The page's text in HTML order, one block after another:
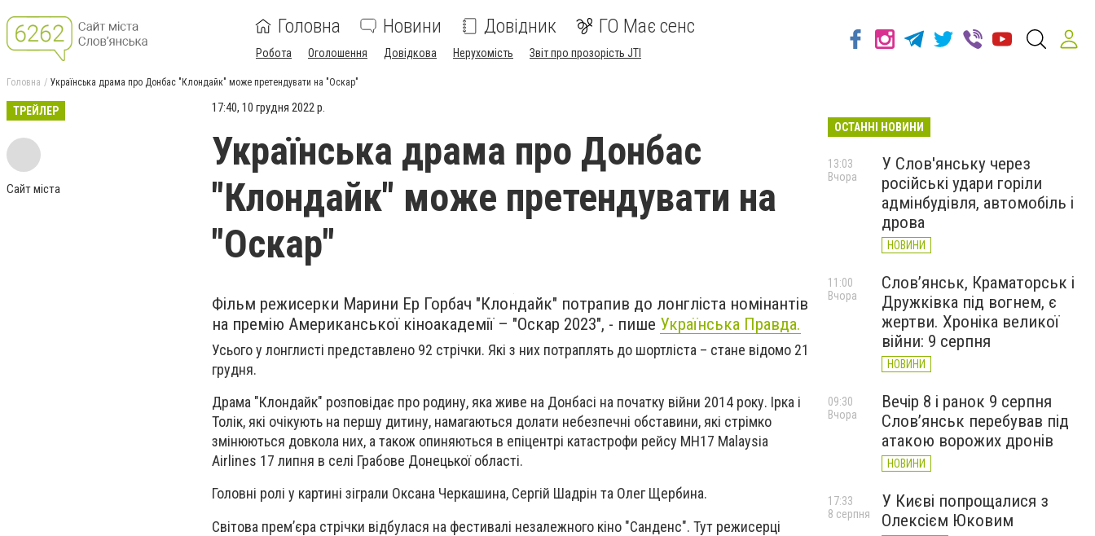
Головна Новини Довідник ГО Має сенс
Робота Оголошення Довідкова Нерухомість Звіт про прозорість JTI
Головна Українська драма про Донбас "Клондайк" може претендувати на "Оскар"
ТРЕЙЛЕР
Сайт міста
17:40, 10 грудня 2022 р.
Українська драма про Донбас
"Клондайк" може претендувати на
"Оскар"
Фільм режисерки Марини Ер Горбач "Клондайк" потрапив до лонгліста номінантів
на премію Американської кіноакадемії – "Оскар 2023", - пише Українська Правда.
Усього у лонглисті представлено 92 стрічки. Які з них потраплять до шортліста – стане відомо 21
грудня.
Драма "Клондайк" розповідає про родину, яка живе на Донбасі на початку війни 2014 року. Ірка і
Толік, які очікують на першу дитину, намагаються долати небезпечні обставини, які стрімко
змінюються довкола них, а також опиняються в епіцентрі катастрофи рейсу MH17 Malaysia
Airlines 17 липня в селі Грабове Донецької області.
Головні ролі у картині зіграли Оксана Черкашина, Сергій Шадрін та Олег Щербина.
Світова премʼєра стрічки відбулася на фестивалі незалежного кіно "Санденс". Тут режисерці
ОСТАННІ НОВИНИ
У Слов'янську через
російські удари горіли
адмінбудівля, автомобіль і
дрова
НОВИНИ
13:03
Вчора
Слов’янськ, Краматорськ і
Дружківка під вогнем, є
жертви. Хроніка великої
війни: 9 серпня
НОВИНИ
11:00
Вчора
Вечір 8 і ранок 9 серпня
Слов’янськ перебував під
атакою ворожих дронів
НОВИНИ
09:30
Вчора
У Києві попрощалися з
Олексієм Юковим
17:33
8 серпня